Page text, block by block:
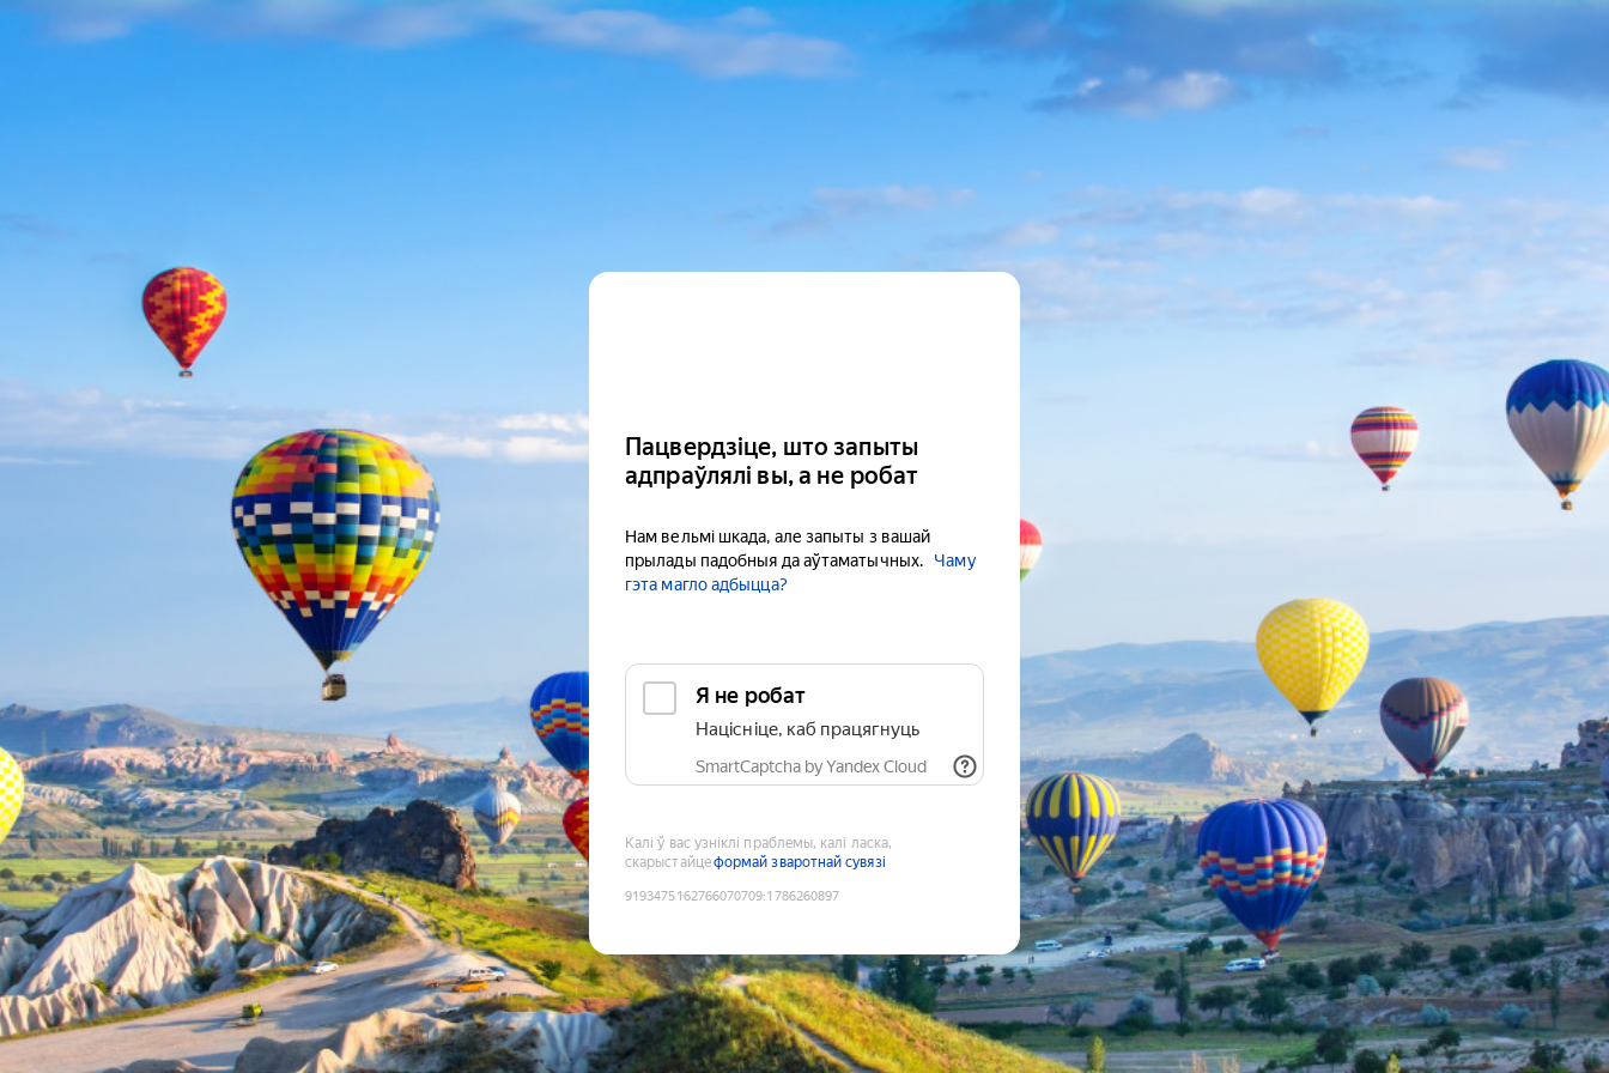
Пацвердзіце, што запыты
адпраўлялі вы, а не робат
Нам вельмі шкада, але запыты з вашай
прылады падобныя да аўтаматычных.
Чаму
гэта магло адбыцца?
Я не робат
Націсніце, каб працягнуць
SmartCaptcha by Yandex Cloud
Калі ў вас узніклі праблемы, калі ласка,
скарыстайцеформай зваротнай сувязі
9193475162766070709:1786260897